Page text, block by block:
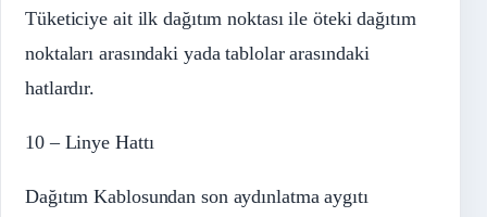
Tüketiciye ait ilk dağıtım noktası ile öteki dağıtım
noktaları arasındaki yada tablolar arasındaki
hatlardır.
10 – Linye Hattı
Dağıtım Kablosundan son aydınlatma aygıtı